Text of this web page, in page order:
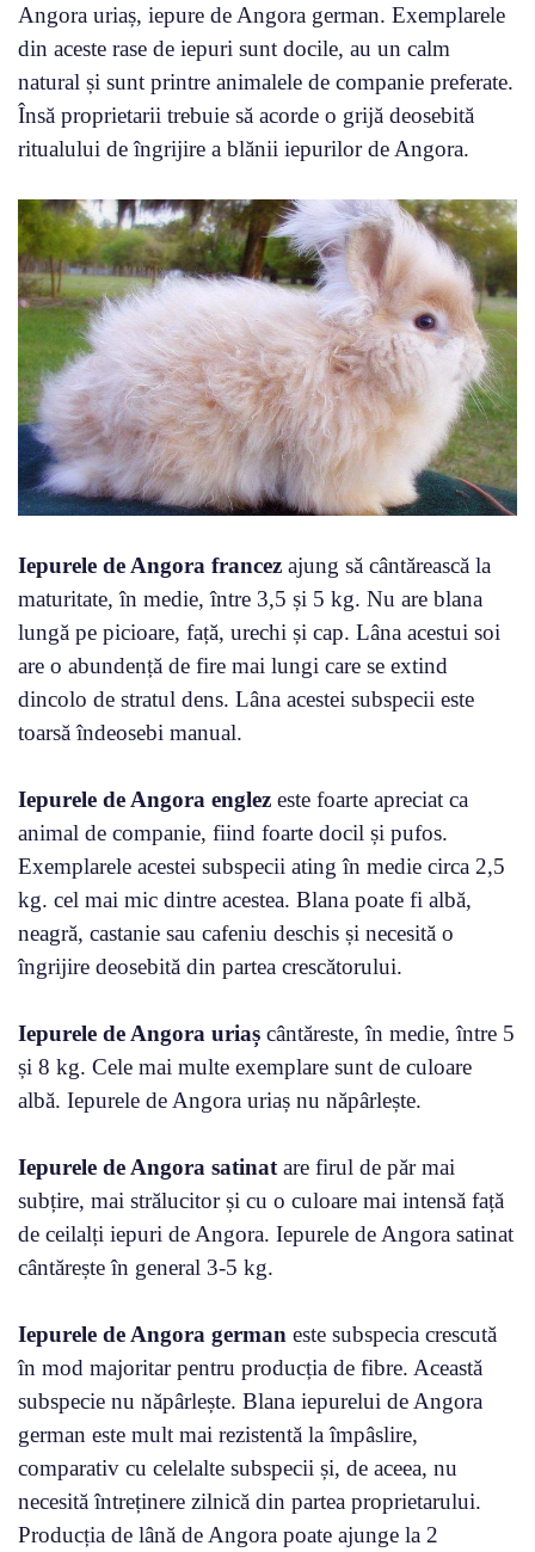
Angora uriaș, iepure de Angora german. Exemplarele
din aceste rase de iepuri sunt docile, au un calm
natural și sunt printre animalele de companie preferate.
Însă proprietarii trebuie să acorde o grijă deosebită
ritualului de îngrijire a blănii iepurilor de Angora.
Iepurele de Angora francez ajung să cântărească la
maturitate, în medie, între 3,5 și 5 kg. Nu are blana
lungă pe picioare, față, urechi și cap. Lâna acestui soi
are o abundență de fire mai lungi care se extind
dincolo de stratul dens. Lâna acestei subspecii este
toarsă îndeosebi manual.
Iepurele de Angora englez este foarte apreciat ca
animal de companie, fiind foarte docil și pufos.
Exemplarele acestei subspecii ating în medie circa 2,5
kg. cel mai mic dintre acestea. Blana poate fi albă,
neagră, castanie sau cafeniu deschis și necesită o
îngrijire deosebită din partea crescătorului.
Iepurele de Angora uriaș cântăreste, în medie, între 5
și 8 kg. Cele mai multe exemplare sunt de culoare
albă. Iepurele de Angora uriaș nu năpârlește.
Iepurele de Angora satinatare firul de păr mai
subțire, mai strălucitor și cu o culoare mai intensă față
de ceilalți iepuri de Angora. Iepurele de Angora satinat
cântărește în general 3-5 kg.
Iepurele de Angora german este subspecia crescută
în mod majoritar pentru producția de fibre. Această
subspecie nu năpârlește. Blana iepurelui de Angora
german este mult mai rezistentă la împâslire,
comparativ cu celelalte subspecii și, de aceea, nu
necesită întreținere zilnică din partea proprietarului.
Producția de lână de Angora poate ajunge la 2